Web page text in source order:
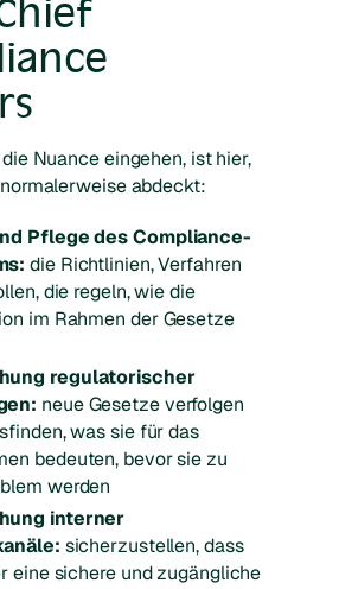
Nuance eingehen, ist hier,
abdeckt:
Pflege des Compliance-
die Richtlinien, Verfahren
die regeln, wie die
im Rahmen der Gesetze
regulatorischer
neue Gesetze verfolgen
was sie für das
bedeuten, bevor sie zu
werden
interner
sicherzustellen, dass
eine sichere und zugängliche